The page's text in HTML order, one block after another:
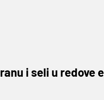
i seli u redove